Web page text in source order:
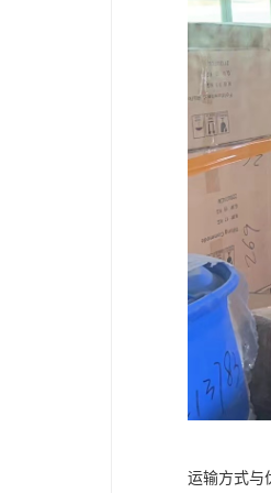
运输方式与